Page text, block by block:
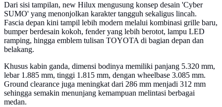
Dari sisi tampilan, new Hilux mengusung konsep desain 'Cyber
SUMO' yang menonjolkan karakter tangguh sekaligus lincah.
Fascia depan kini tampil lebih modern melalui kombinasi grille baru,
bumper berdesain kokoh, fender yang lebih berotot, lampu LED
ramping, hingga emblem tulisan TOYOTA di bagian depan dan
belakang.
Khusus kabin ganda, dimensi bodinya memiliki panjang 5.320 mm,
lebar 1.885 mm, tinggi 1.815 mm, dengan wheelbase 3.085 mm.
Ground clearance juga meningkat dari 286 mm menjadi 312 mm
sehingga semakin menunjang kemampuan melintasi berbagai
medan.